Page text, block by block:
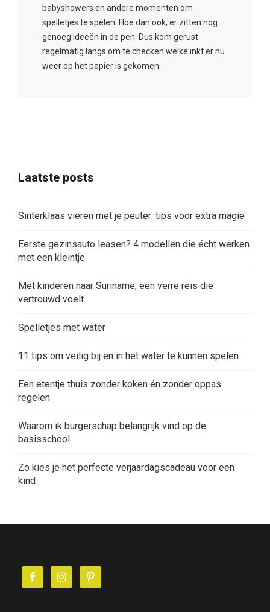
babyshowers en andere momenten om
spelletjes te spelen. Hoe dan ook, er zitten nog
genoeg ideeën in de pen. Dus kom gerust
regelmatig langs om te checken welke inkt er nu
weer op het papier is gekomen.
Laatste posts
Sinterklaas vieren met je peuter: tips voor extra magie
Eerste gezinsauto leasen? 4 modellen die écht werken
met een kleintje
Met kinderen naar Suriname, een verre reis die
vertrouwd voelt
Spelletjes met water
11 tips om veilig bij en in het water te kunnen spelen
Een etentje thuis zonder koken én zonder oppas
regelen
Waarom ik burgerschap belangrijk vind op de
basisschool
Zo kies je het perfecte verjaardagscadeau voor een
kind